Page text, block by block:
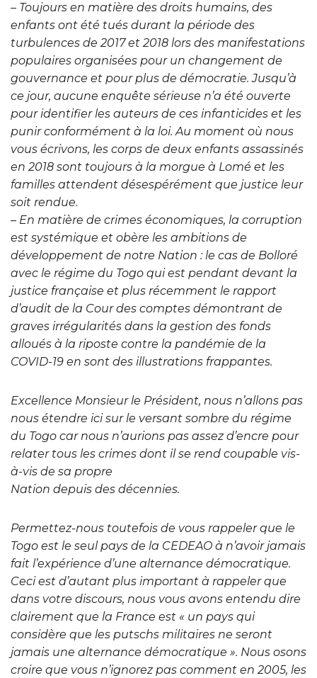
– Toujours en matière des droits humains, des
enfants ont été tués durant la période des
turbulences de 2017 et 2018 lors des manifestations
populaires organisées pour un changement de
gouvernance et pour plus de démocratie. Jusqu’à
ce jour, aucune enquête sérieuse n’a été ouverte
pour identifier les auteurs de ces infanticides et les
punir conformément à la loi. Au moment où nous
vous écrivons, les corps de deux enfants assassinés
en 2018 sont toujours à la morgue à Lomé et les
familles attendent désespérément que justice leur
soit rendue.
– En matière de crimes économiques, la corruption
est systémique et obère les ambitions de
développement de notre Nation : le cas de Bolloré
avec le régime du Togo qui est pendant devant la
justice française et plus récemment le rapport
d’audit de la Cour des comptes démontrant de
graves irrégularités dans la gestion des fonds
alloués à la riposte contre la pandémie de la
COVID-19 en sont des illustrations frappantes.
Excellence Monsieur le Président, nous n’allons pas
nous étendre ici sur le versant sombre du régime
du Togo car nous n’aurions pas assez d’encre pour
relater tous les crimes dont il se rend coupable vis-
à-vis de sa propre
Nation depuis des décennies.
Permettez-nous toutefois de vous rappeler que le
Togo est le seul pays de la CEDEAO à n’avoir jamais
fait l’expérience d’une alternance démocratique.
Ceci est d’autant plus important à rappeler que
dans votre discours, nous vous avons entendu dire
clairement que la France est « un pays qui
considère que les putschs militaires ne seront
jamais une alternance démocratique ». Nous osons
croire que vous n’ignorez pas comment en 2005, les